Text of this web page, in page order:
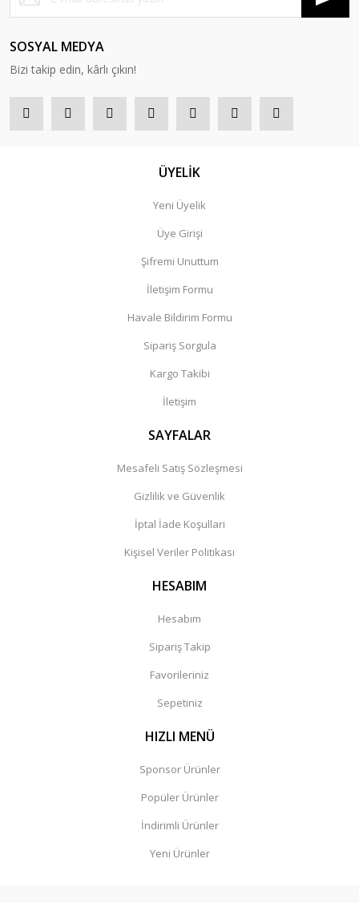
SOSYAL MEDYA
Bizi takip edin, kârlı çıkın!
ÜYELİK
Yeni Üyelik
Üye Girişi
Şifremi Unuttum
İletişim Formu
Havale Bildirim Formu
Sipariş Sorgula
Kargo Takibi
İletişim
SAYFALAR
Mesafeli Satış Sözleşmesi
Gizlilik ve Güvenlik
İptal İade Koşullari
Kişisel Veriler Politikası
HESABIM
Hesabım
Sipariş Takip
Favorileriniz
Sepetiniz
HIZLI MENÜ
Sponsor Ürünler
Popüler Ürünler
İndirimli Ürünler
Yeni Ürünler